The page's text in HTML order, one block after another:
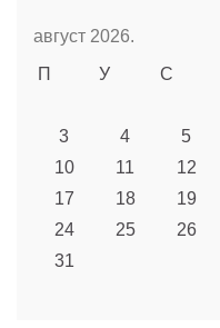
август 2026.
П
У С
3
4 5
10
11 12
17
18 19
24
25 26
31